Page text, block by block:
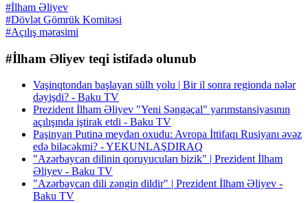
#İlham Əliyev
#Dövlət Gömrük Komitəsi
#Açılış mərasimi
#İlham Əliyev teqi istifadə olunub
Vaşinqtondan başlayan sülh yolu | Bir il sonra regionda nələr
dəyişdi? - Baku TV
Prezident İlham Əliyev "Yeni Səngəçal" yarımstansiyasının
açılışında iştirak etdi - Baku TV
Paşinyan Putinə meydan oxudu: Avropa İttifaqı Rusiyanı əvəz
edə biləcəkmi? - YEKUNLAŞDIRAQ
"Azərbaycan dilinin qoruyucuları bizik" | Prezident İlham
Əliyev - Baku TV
"Azərbaycan dili zəngin dildir" | Prezident İlham Əliyev -
Baku TV